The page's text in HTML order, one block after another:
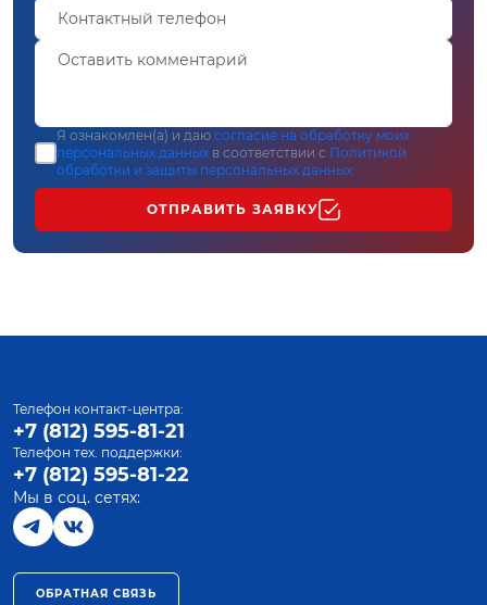
Я ознакомлен(а) и даю согласие на обработку моих
персональных данных в соответствии с Политикой
обработки и защиты персональных данных
ОТПРАВИТЬ ЗАЯВКУ
Телефон контакт-центра:
+7 (812) 595-81-21
Телефон тех. поддержки:
+7 (812) 595-81-22
Мы в соц. сетях:
ОБРАТНАЯ СВЯЗЬ